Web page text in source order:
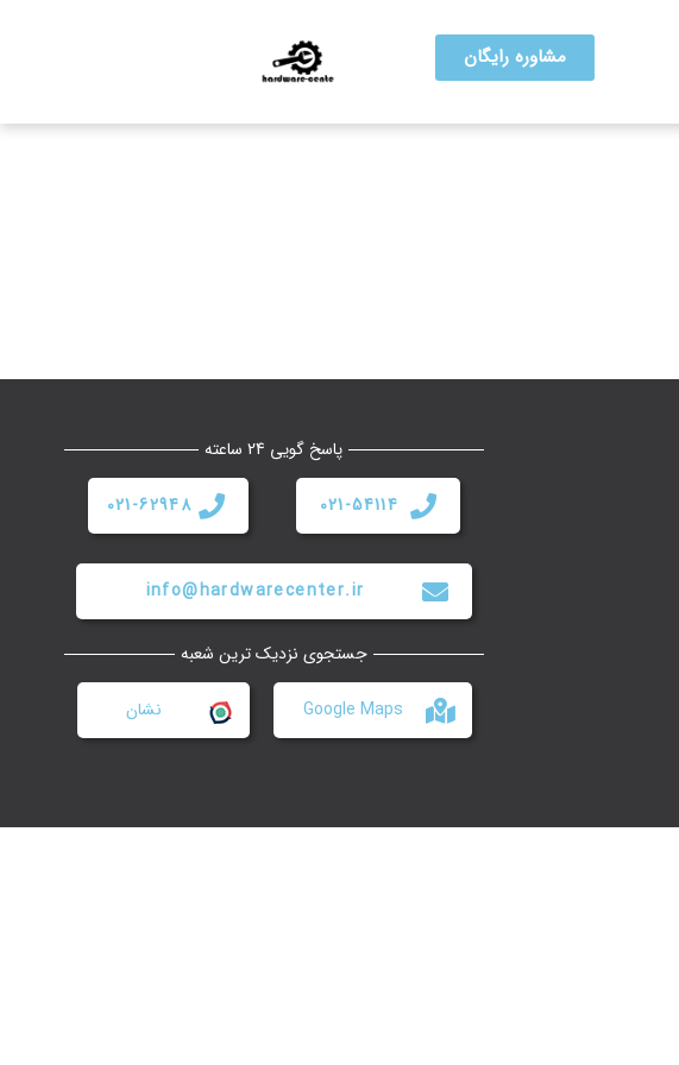
مشاوره رایگان
پاسخ گویی 24 ساعته
021-54114
021-62948
info@hardwarecenter.ir
جستجوی نزدیک ترین شعبه
Google Maps نشان